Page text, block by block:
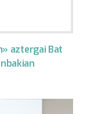
aztergai Bat